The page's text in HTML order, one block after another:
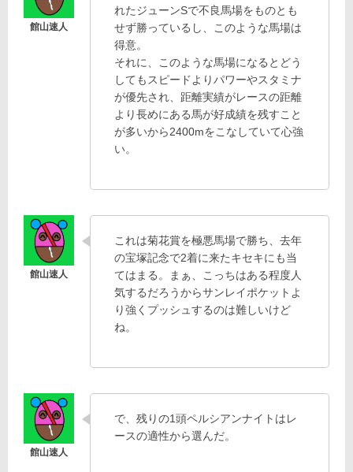
れたジューンSで不良馬場をものとも
せず勝っているし、このような馬場は
得意。
それに、このような馬場になるとどう
してもスピードよりパワーやスタミナ
が優先され、距離実績がレースの距離
より長めにある馬が好成績を残すこと
が多いから2400mをこなしていて心強
い。
これは菊花賞を極悪馬場で勝ち、去年
の宝塚記念で2着に来たキセキにも当
てはまる。まぁ、こっちはある程度人
気するだろうからサンレイポケットよ
り強くプッシュするのは難しいけど
ね。
で、残りの1頭ペルシアンナイトはレ
ースの適性から選んだ。